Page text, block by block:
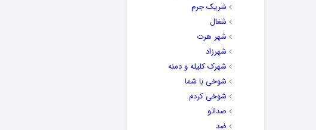
شریک جرم
شغال
شهر هرت
شهرزاد
شهرک کلیله و دمنه
شوخی با شما
شوخی کردم
صداتو
ضد